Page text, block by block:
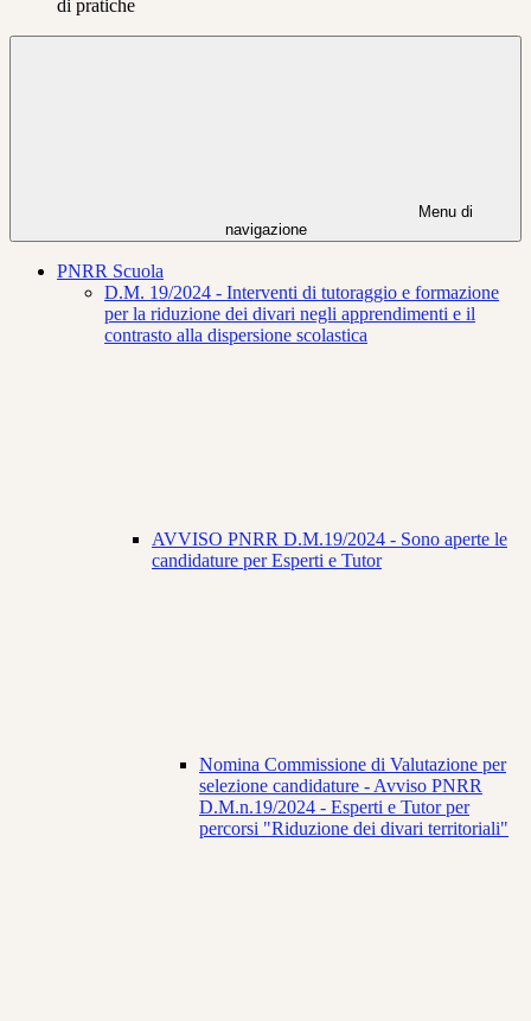
di pratiche
Menu di
navigazione
PNRR Scuola
D.M. 19/2024 - Interventi di tutoraggio e formazione
per la riduzione dei divari negli apprendimenti e il
contrasto alla dispersione scolastica
AVVISO PNRR D.M.19/2024 - Sono aperte le
candidature per Esperti e Tutor
Nomina Commissione di Valutazione per
selezione candidature - Avviso PNRR
D.M.n.19/2024 - Esperti e Tutor per
percorsi "Riduzione dei divari territoriali"